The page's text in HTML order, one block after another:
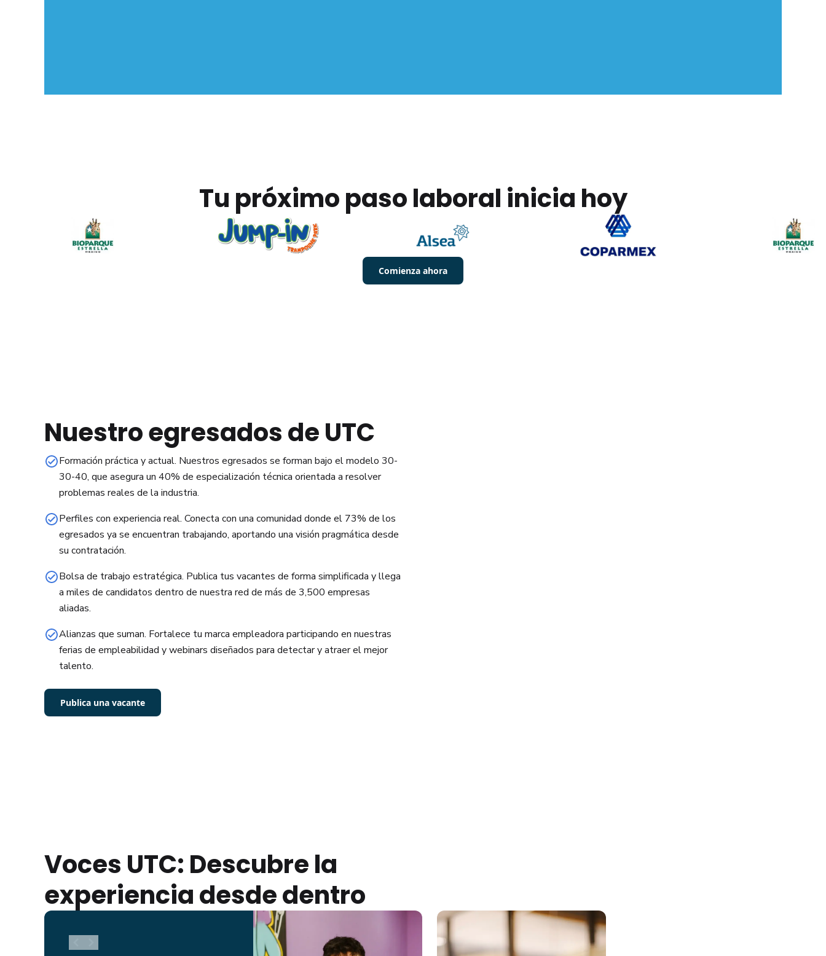
Tu próximo paso laboral inicia hoy
Comienza ahora
Nuestro egresados de UTC
Formación práctica y actual. Nuestros egresados se forman bajo el modelo 30-
30-40, que asegura un 40% de especialización técnica orientada a resolver
problemas reales de la industria.
Perfiles con experiencia real. Conecta con una comunidad donde el 73% de los
egresados ya se encuentran trabajando, aportando una visión pragmática desde
su contratación.
Bolsa de trabajo estratégica. Publica tus vacantes de forma simplificada y llega
a miles de candidatos dentro de nuestra red de más de 3,500 empresas
aliadas.
Alianzas que suman. Fortalece tu marca empleadora participando en nuestras
ferias de empleabilidad y webinars diseñados para detectar y atraer el mejor
talento.
Publica una vacante
Voces UTC: Descubre la
experiencia desde dentro